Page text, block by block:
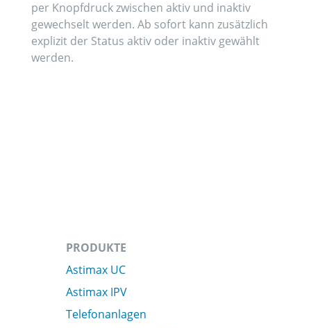
per Knopfdruck zwischen aktiv und inaktiv
gewechselt werden. Ab sofort kann zusätzlich
explizit der Status aktiv oder inaktiv gewählt
werden.
PRODUKTE
Astimax UC
Astimax IPV
Telefonanlagen